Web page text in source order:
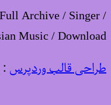
Archive / Singer /
Music / Download
طراحی قالب وردپرس :